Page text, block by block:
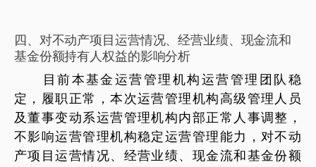
四 、 对不动产项目运营情况、经营业绩、现金流和
基金份额持有人权益的影响分析
目前本基金运营管理机构运营管理团队稳
定，履职正常，本次运营管理机构高级管理人员
及董事变动系运营管理机构内部正常人事调整，
不影响运营管理机构稳定运营管理能力，对不动
产项目运营情况、经营业绩、现金流和基金份额